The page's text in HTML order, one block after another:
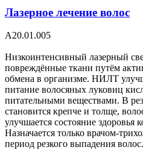
Лазерное лечение волос
А20.01.005
Низкоинтенсивный лазерный
повреждённые ткани путём
обмена в организме. НИЛТ
питание волосяных луковиц
питательными веществами. В
становится крепче и толще,
улучшается состояние здоровья
Назначается только врачом-
период резкого выпадения волос.